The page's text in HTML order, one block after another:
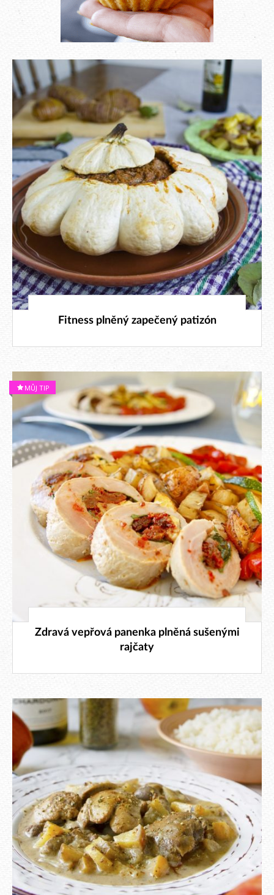
23. 10. 2018
Fitness plněný zapečený patizón
MŮJ TIP
11. 9. 2018
Zdravá vepřová panenka plněná sušenými
rajčaty